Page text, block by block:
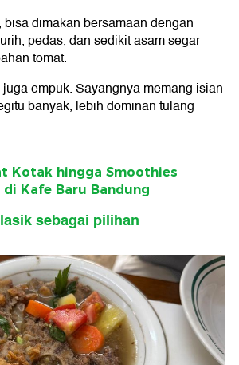
dimakan bersamaan dengan
pedas, dan sedikit asam segar
tomat.
empuk. Sayangnya memang isian
banyak, lebih dominan tulang
Kotak hingga Smoothies
di Kafe Baru Bandung
sebagai pilihan